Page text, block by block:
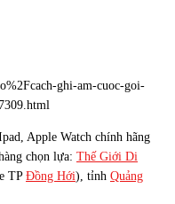
ghi-am-cuoc-goi-
Apple Watch chính hãng
chọn lựa: Thế Giới Di
TPĐồng Hới), tỉnh Quảng